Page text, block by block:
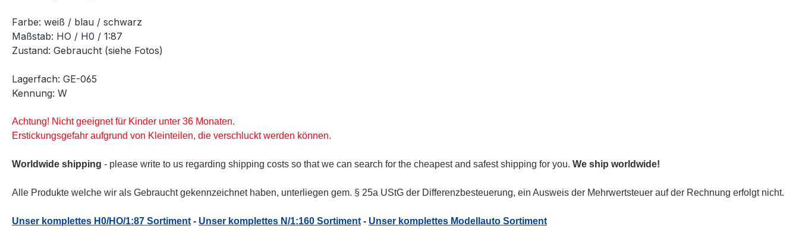
Farbe: weiß / blau / schwarz
Maßstab: HO / H0 / 1:87
Zustand: Gebraucht (siehe Fotos)
Lagerfach: GE-065
Kennung: W
Achtung! Nicht geeignet für Kinder unter 36 Monaten.
Erstickungsgefahr aufgrund von Kleinteilen, die verschluckt werden können.
Worldwide shipping - please write to us regarding shipping costs so that we can search for the cheapest and safest shipping for you. We ship worldwide!
Alle Produkte welche wir als Gebraucht gekennzeichnet haben, unterliegen gem. § 25a UStG der Differenzbesteuerung, ein Ausweis der Mehrwertsteuer auf der Rechnung erfolgt nicht.
Unser komplettes H0/HO/1:87 Sortiment - Unser komplettes N/1:160 Sortiment - Unser komplettes Modellauto Sortiment